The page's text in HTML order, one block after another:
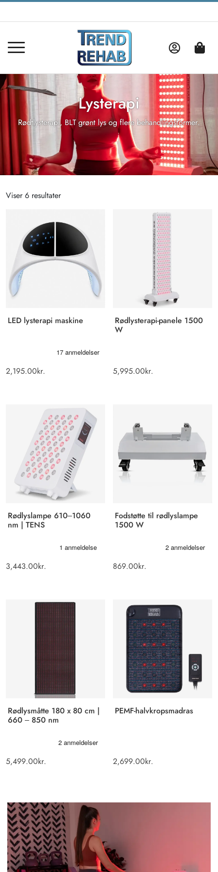
Lysterapi
Rødtlysterapi, BLT grønt lys og flere behandlingsformer.
Viser 6 resultaterSorteret
LED lysterapi maskine
2,195.00kr.
Rødlysterapi-panele 1500
W
5,995.00kr.
Rødlyslampe 610–1060
nm | TENS
3,443.00kr.
Fodstøtte til rødlyslampe
1500 W
869.00kr.
Rødlysmåtte 180 x 80 cm |
660 – 850 nm
5,499.00kr.
PEMF-halvkropsmadras
2,699.00kr.